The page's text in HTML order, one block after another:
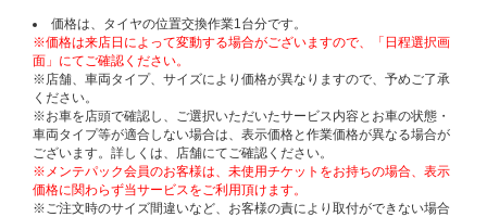
価格は、タイヤの位置交換作業1台分です。
※価格は来店日によって変動する場合がございますので、「日程選択画
面」にてご確認ください。
※店舗、車両タイプ、サイズにより価格が異なりますので、予めご了承
ください。
※お車を店頭で確認し、ご選択いただいたサービス内容とお車の状態・
車両タイプ等が適合しない場合は、表示価格と作業価格が異なる場合が
ございます。詳しくは、店舗にてご確認ください。
※メンテパック会員のお客様は、未使用チケットをお持ちの場合、表示
価格に関わらず当サービスをご利用頂けます。
※ご注文時のサイズ間違いなど、お客様の責により取付ができない場合